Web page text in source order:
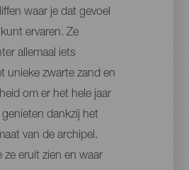
waar je dat gevoel
ervaren. Ze
allemaal iets
unieke zwarte zand en
om er het hele jaar
dankzij het
van de archipel.
ze eruit zien en waar